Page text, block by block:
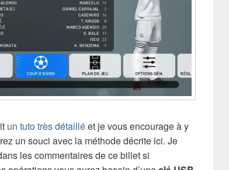
un tuto très détailléet je vous encourage à y
un souci avec la méthode décrite ici. Je
les commentaires de ce billet si